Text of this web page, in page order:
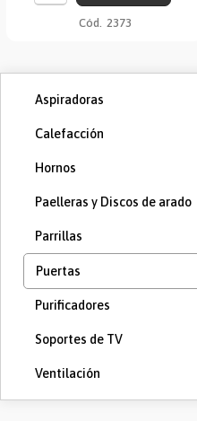
Cód. 2373
Aspiradoras
Calefacción
Hornos
Paelleras y Discos de arado
Parrillas
Puertas
Purificadores
Soportes de TV
Ventilación